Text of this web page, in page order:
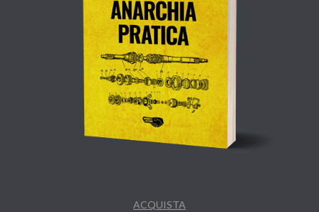
ACQUISTA